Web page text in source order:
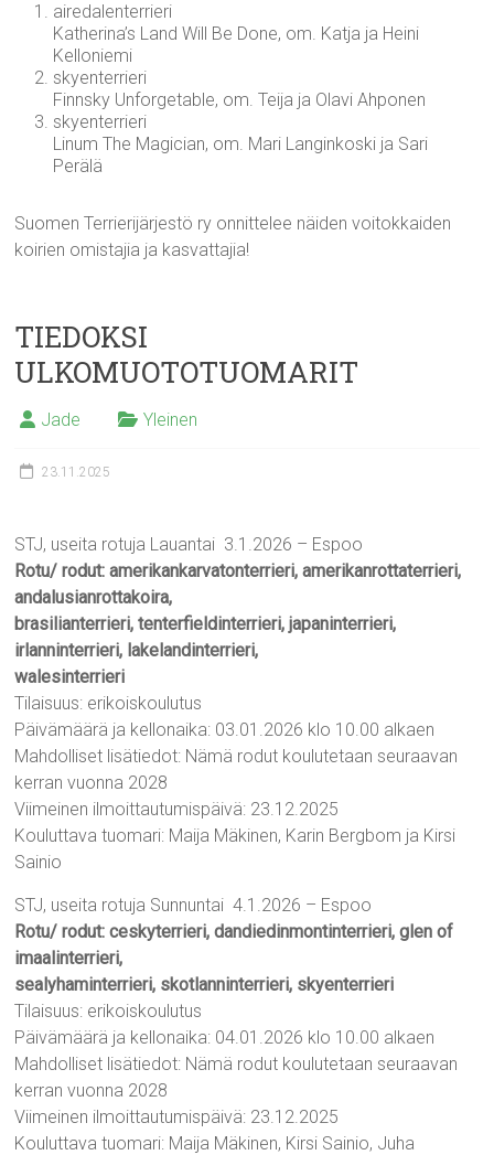
airedalenterrieri
Katherina’s Land Will Be Done, om. Katja ja Heini
Kelloniemi
skyenterrieri
Finnsky Unforgetable, om. Teija ja Olavi Ahponen
skyenterrieri
Linum The Magician, om. Mari Langinkoski ja Sari
Perälä
Suomen Terrierijärjestö ry onnittelee näiden voitokkaiden
koirien omistajia ja kasvattajia!
TIEDOKSI
ULKOMUOTOTUOMARIT
Jade Yleinen
23.11.2025
STJ, useita rotuja Lauantai 3.1.2026 – Espoo
Rotu/ rodut: amerikankarvatonterrieri, amerikanrottaterrieri,
andalusianrottakoira,
brasilianterrieri, tenterfieldinterrieri, japaninterrieri,
irlanninterrieri, lakelandinterrieri,
walesinterrieri
Tilaisuus: erikoiskoulutus
Päivämäärä ja kellonaika: 03.01.2026 klo 10.00 alkaen
Mahdolliset lisätiedot: Nämä rodut koulutetaan seuraavan
kerran vuonna 2028
Viimeinen ilmoittautumispäivä: 23.12.2025
Kouluttava tuomari: Maija Mäkinen, Karin Bergbom ja Kirsi
Sainio
STJ, useita rotuja Sunnuntai 4.1.2026 – Espoo
Rotu/ rodut: ceskyterrieri, dandiedinmontinterrieri, glen of
imaalinterrieri,
sealyhaminterrieri, skotlanninterrieri, skyenterrieri
Tilaisuus: erikoiskoulutus
Päivämäärä ja kellonaika: 04.01.2026 klo 10.00 alkaen
Mahdolliset lisätiedot: Nämä rodut koulutetaan seuraavan
kerran vuonna 2028
Viimeinen ilmoittautumispäivä: 23.12.2025
Kouluttava tuomari: Maija Mäkinen, Kirsi Sainio, Juha